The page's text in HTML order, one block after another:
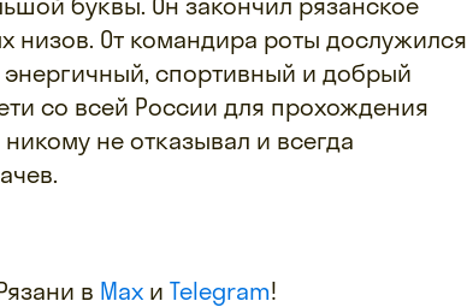
низов. От командира роты дослужился
спортивный и добрый
со всей России для прохождения
не отказывал и всегда
в Max и Telegram!